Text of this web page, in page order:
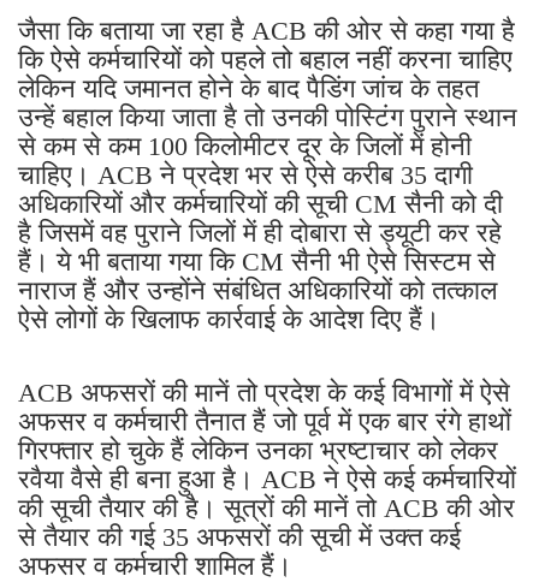
जैसा कि बताया जा रहा है ACB की ओर से कहा गया है
कि ऐसे कर्मचारियों को पहले तो बहाल नहीं करना चाहिए
लेकिन यदि जमानत होने के बाद पैडिंग जांच के तहत
उन्हें बहाल किया जाता है तो उनकी पोस्टिंग पुराने स्थान
से कम से कम 100 किलोमीटर दूर के जिलों में होनी
चाहिए। ACB ने प्रदेश भर से ऐसे करीब 35 दागी
अधिकारियों और कर्मचारियों की सूची CM सैनी को दी
है जिसमें वह पुराने जिलों में ही दोबारा से ड्यूटी कर रहे
हैं। ये भी बताया गया कि CM सैनी भी ऐसे सिस्टम से
नाराज हैं और उन्होंने संबंधित अधिकारियों को तत्काल
ऐसे लोगों के खिलाफ कार्रवाई के आदेश दिए हैं।
ACB अफसरों की मानें तो प्रदेश के कई विभागों में ऐसे
अफसर व कर्मचारी तैनात हैं जो पूर्व में एक बार रंगे हाथों
गिरफ्तार हो चुके हैं लेकिन उनका भ्रष्टाचार को लेकर
रवैया वैसे ही बना हुआ है। ACB ने ऐसे कई कर्मचारियों
की सूची तैयार की है। सूत्रों की मानें तो ACB की ओर
से तैयार की गई 35 अफसरों की सूची में उक्त कई
अफसर व कर्मचारी शामिल हैं।